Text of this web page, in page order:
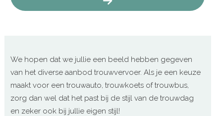
We hopen dat we jullie een beeld hebben gegeven
van het diverse aanbod trouwvervoer. Als je een keuze
maakt voor een trouwauto, trouwkoets of trouwbus,
zorg dan wel dat het past bij de stijl van de trouwdag
en zeker ook bij jullie eigen stijl!